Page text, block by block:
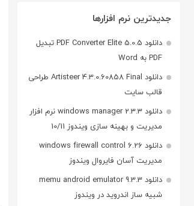
جدیدترین نرم افزارها
دانلود PDF Converter Elite 5.0.5 تبدیل
PDF به Word
دانلود Artisteer 4.3.0.60858 Final طراحی
قالب سایت
دانلود windows manager 2.3.3 نرم افزار
مدیریت و بهینه سازی ویندوز 10/11
دانلود windows firewall control 6.26
مدیریت آسان فایروال ویندوز
دانلود memu android emulator 9.3.3
شبیه ساز اندروید در ویندوز